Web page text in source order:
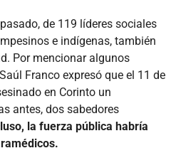
de 119 líderes sociales
e indígenas, también
Por mencionar algunos
Franco expresó que el 11 de
en Corinto un
antes, dos sabedores
la fuerza pública habría